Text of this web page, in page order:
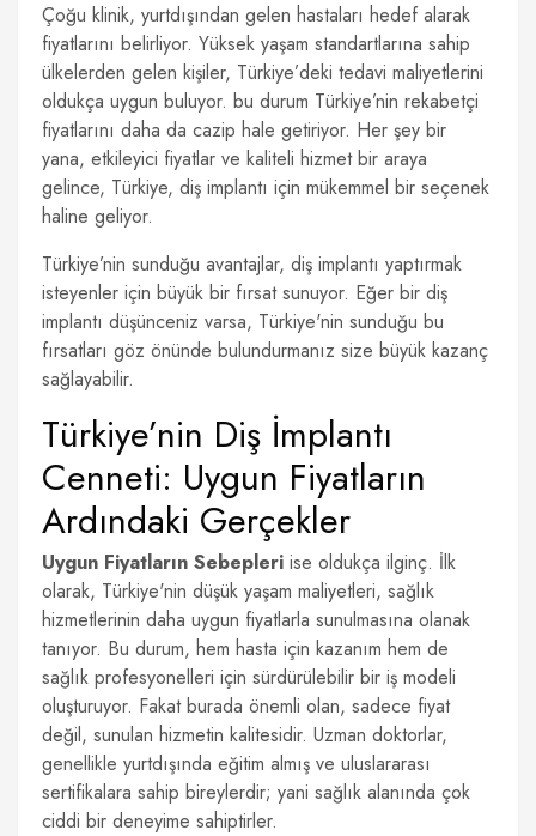
Çoğu klinik, yurtdışından gelen hastaları hedef alarak
fiyatlarını belirliyor. Yüksek yaşam standartlarına sahip
ülkelerden gelen kişiler, Türkiye’deki tedavi maliyetlerini
oldukça uygun buluyor. bu durum Türkiye’nin rekabetçi
fiyatlarını daha da cazip hale getiriyor. Her şey bir
yana, etkileyici fiyatlar ve kaliteli hizmet bir araya
gelince, Türkiye, diş implantı için mükemmel bir seçenek
haline geliyor.
Türkiye’nin sunduğu avantajlar, diş implantı yaptırmak
isteyenler için büyük bir fırsat sunuyor. Eğer bir diş
implantı düşünceniz varsa, Türkiye'nin sunduğu bu
fırsatları göz önünde bulundurmanız size büyük kazanç
sağlayabilir.
Türkiye’nin Diş İmplantı
Cenneti: Uygun Fiyatların
Ardındaki Gerçekler
Uygun Fiyatların Sebepleri ise oldukça ilginç. İlk
olarak, Türkiye'nin düşük yaşam maliyetleri, sağlık
hizmetlerinin daha uygun fiyatlarla sunulmasına olanak
tanıyor. Bu durum, hem hasta için kazanım hem de
sağlık profesyonelleri için sürdürülebilir bir iş modeli
oluşturuyor. Fakat burada önemli olan, sadece fiyat
değil, sunulan hizmetin kalitesidir. Uzman doktorlar,
genellikle yurtdışında eğitim almış ve uluslararası
sertifikalara sahip bireylerdir; yani sağlık alanında çok
ciddi bir deneyime sahiptirler.